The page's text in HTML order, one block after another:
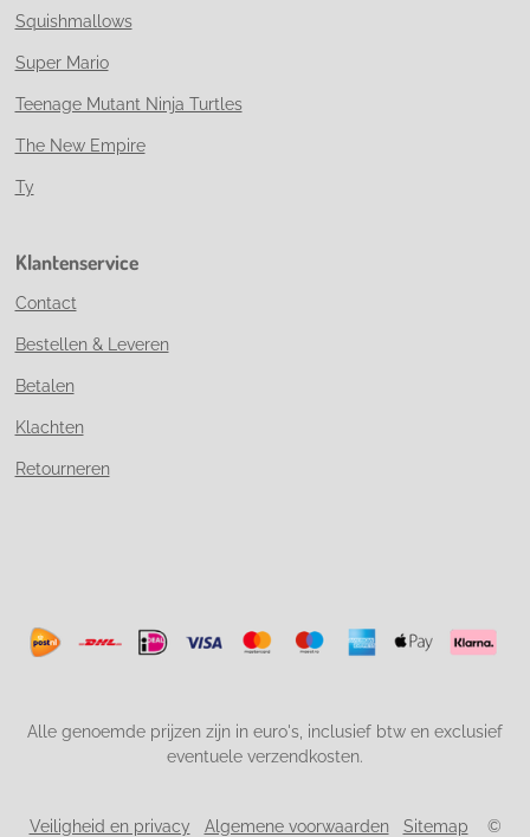
Squishmallows
Super Mario
Teenage Mutant Ninja Turtles
The New Empire
Ty
Klantenservice
Contact
Bestellen & Leveren
Betalen
Klachten
Retourneren
Alle genoemde prijzen zijn in euro's, inclusief btw en exclusief
eventuele verzendkosten.
Veiligheid en privacy Algemene voorwaarden Sitemap ©